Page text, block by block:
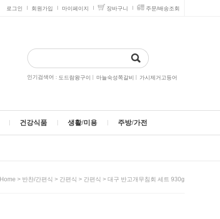
로그인 회원가입 마이페이지 장바구니 주문/배송조회
인기검색어 : 도드람왕구이 | 마늘숙성쪽갈비 | 가시제거고등어
건강식품 생활/미용 주방/가전
Home > 반찬/간편식 > 간편식 > 간편식 > 대구 반고개무침회 세트 930g